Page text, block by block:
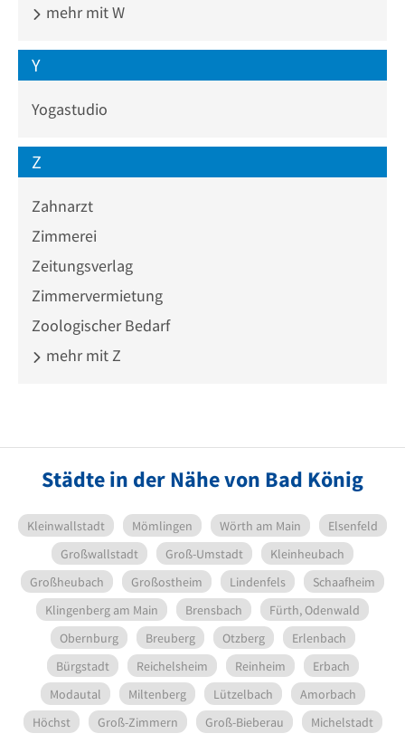
mehr mit W
Y
Yogastudio
Z
Zahnarzt
Zimmerei
Zeitungsverlag
Zimmervermietung
Zoologischer Bedarf
mehr mit Z
Städte in der Nähe von Bad König
Kleinwallstadt Mömlingen Wörth am Main
Elsenfeld
Großwallstadt
Groß-Umstadt
Kleinheubach
Großheubach
Großostheim Lindenfels
Schaafheim
Klingenberg am Main
Brensbach
Fürth, Odenwald
Obernburg
Breuberg Otzberg
Erlenbach
Bürgstadt
Reichelsheim Reinheim
Erbach
Modautal
Miltenberg Lützelbach
Amorbach
Höchst
Groß-Zimmern Groß-Bieberau Michelstadt